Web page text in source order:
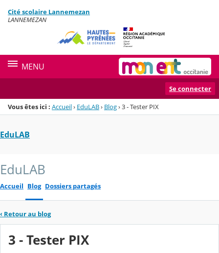
Menu de la rubrique
Contenu
Cité scolaire Lannemezan
LANNEMEZAN
MENU
Se connecter
Vous êtes ici : Accueil› EduLAB› Blog›3 - Tester PIX
EduLAB
EduLAB
Accueil Blog Dossiers partagés
‹ Retour au blog
3 - Tester PIX